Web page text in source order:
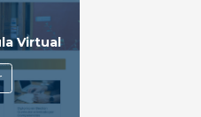
Virtual